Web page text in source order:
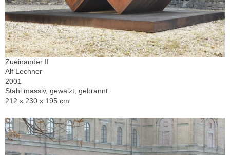
Zueinander II
Alf Lechner
2001
Stahl massiv, gewalzt, gebrannt
212 x 230 x 195 cm